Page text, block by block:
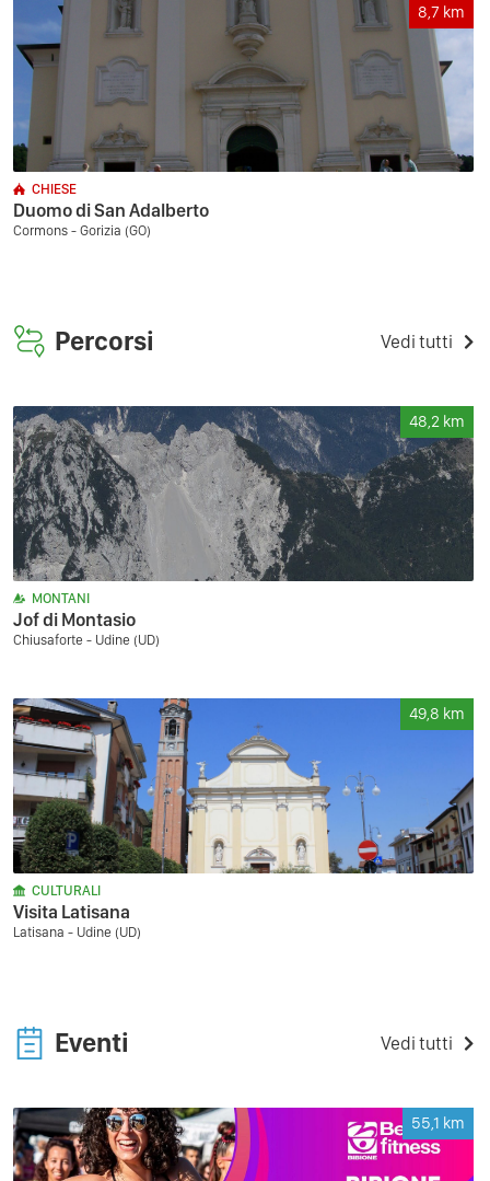
8,7 km
CHIESE
Duomo di San Adalberto
Cormons - Gorizia (GO)
Percorsi Vedi tutti
48,2 km
MONTANI
Jof di Montasio
Chiusaforte - Udine (UD)
49,8 km
CULTURALI
Visita Latisana
Latisana - Udine (UD)
Eventi Vedi tutti
55,1 km